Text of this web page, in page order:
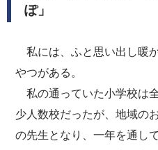
ぽ」
私には、ふと思い出し暖
やつがある。
私の通っていた小学校は
少人数校だったが、地域の
の先生となり、一年を通し